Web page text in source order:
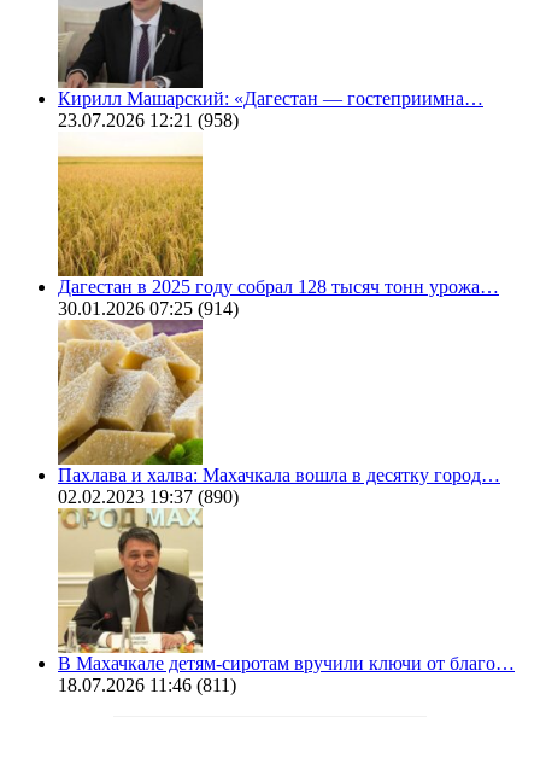
Кирилл Машарский: «Дагестан — гостеприимна…
23.07.2026 12:21 (958)
Дагестан в 2025 году собрал 128 тысяч тонн урожа…
30.01.2026 07:25 (914)
Пахлава и халва: Махачкала вошла в десятку город…
02.02.2023 19:37 (890)
В Махачкале детям-сиротам вручили ключи от благо…
18.07.2026 11:46 (811)